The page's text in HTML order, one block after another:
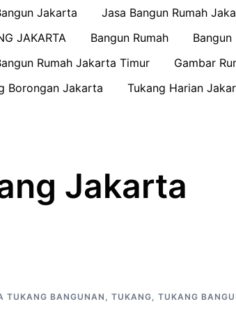
Jakarta Jasa Bangun Rumah
JAKARTA
Bangun Rumah
Rumah Jakarta Timur
Gambar
Borongan Jakarta
Tukang Harian
Jakarta
TUKANG BANGUNAN, TUKANG, TUKANG